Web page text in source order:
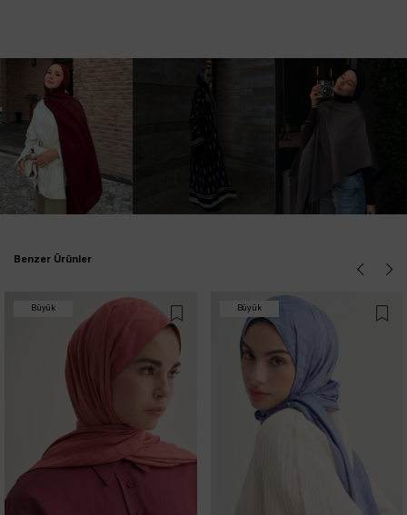
Benzer Ürünler
Büyük Büyük
İndirim